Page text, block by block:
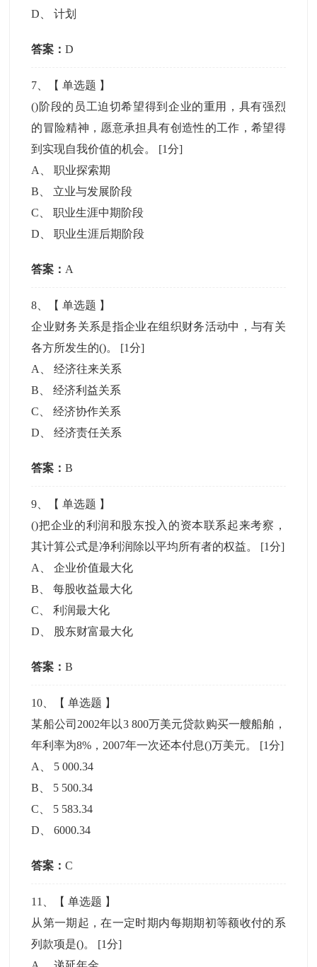
D 、计划
答案：D
7 、【单选题 】
()阶段的员工迫切希望得到企业的重用，具有强烈
的冒险精神，愿意承担具有创造性的工作，希望得
到实现自我价值的机会。 [1分]
A
、职业探索期
B
立业与发展阶段
C 、职业生涯中期阶段
D 、职业生涯后期阶段
答案： A
8 、【单选题 】
企业财务关系是指企业在组织财务活动中，与有关
各方所发生的()。 [1分]
A
、经济往来关系
B 、经济利益关系
C 、经济协作关系
D 、经济责任关系
答案：B
9 、【单选题 】
()把企业的利润和股东投入的资本联系起来考察，
其计算公式是净利润除以平均所有者的权益。 [1分]
A
、企业价值最大化
B 、每股收益最大化
C 、利润最大化
D
股东财富最大化
答案：B
10 、【单选题 】
某船公司2002年以3 800万美元贷款购买一艘船舶，
年利率为8%，2007年一次还本付息()万美元。 [1分]
A
5 000.34
B
5 500.34
C
5 583.34
D 、6000.34
答案：C
11 、【单选题 】
从第一期起，在一定时期内每期期初等额收付的系
列款项是()。 [1分]